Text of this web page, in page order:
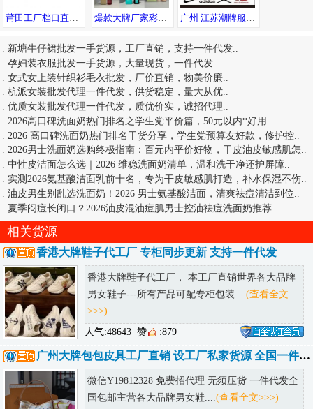
莆田工厂档口直销品牌运动潮鞋、潮服等 支持一件发货 提供精修实拍 爆款大牌厂家彩妆护肤品香水口红化妆品仓库一件代发 广州 江苏潮牌服饰，一手货源，免费代理，支持退换
新塘牛仔裙批发一手货源，工厂直销，支持一件代发
.孕妇装衣服批发一手货源，大量现货，一件代发
.女式女上装针织衫毛衣批发，厂价直销，物美价廉
.杭派女装批发代理一件代发，供货稳定，量大从优..
.优质女装批发代理一件代发，质优价实，诚招代理
2026高口碑洗面奶热门排名之学生党平价篇，50元以内*好用
2026 高口碑洗面奶热门排名干货分享，学生党预算友好款，修护控
.2026男士洗面奶选购终极指南：百元内平价好物，干皮油皮敏感肌怎..
.中性皮洁面怎么选｜2026 维稳洗面奶清单，温和洗干净还护屏障..
实测2026氨基酸洁面乳前十名，专为干皮敏感肌打造，补水保湿不伤
.油皮男生别乱选洗面奶！2026 男士氨基酸洁面，清爽祛痘清洁到位
夏季闷痘长闭口？2026油皮混油痘肌男士控油祛痘洗面奶推荐
相关货源
香港大牌鞋子代工厂 专柜同步更新 支持一件代发
香港大牌鞋子代工厂， 本工厂直销世界各大品牌
男女鞋子---所有产品可配专柜包装....(查看全文
>>>)
人气:48643 赞 :879
广州大牌包包皮具工厂直销 设工厂私家货源 全国一件代发诚招代理
微信Y19812328 免费招代理 无须压货 一件代发全
国包邮主营各大品牌男女鞋....(查看全文>>>)